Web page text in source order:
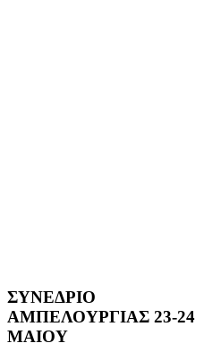
ΣΥΝΕΔΡΙΟ
ΑΜΠΕΛΟΥΡΓΙΑΣ 23-24
ΜΑΙΟΥ